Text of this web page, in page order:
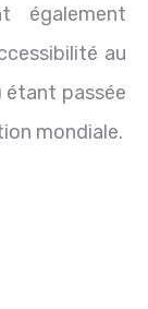
également
au
étant passée
mondiale.